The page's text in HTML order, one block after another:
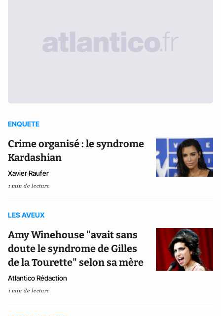
ENQUETE
Crime organisé : le syndrome
Kardashian
Xavier Raufer
1 min de lecture
LES AVEUX
Amy Winehouse "avait sans
doute le syndrome de Gilles
de la Tourette" selon sa mère
Atlantico Rédaction
1 min de lecture